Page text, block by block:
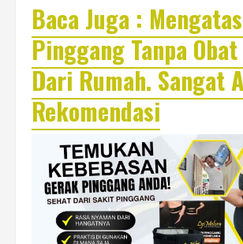
Baca Juga :
Pinggang Tanpa
Dari Rumah. Sangat
Rekomendasi